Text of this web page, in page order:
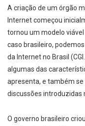
A criação de um órgão
Internet começou
tornou um modelo
caso brasileiro,
da Internet no Brasil
algumas das
apresenta, e também
discussões introduzidas
O governo brasileiro